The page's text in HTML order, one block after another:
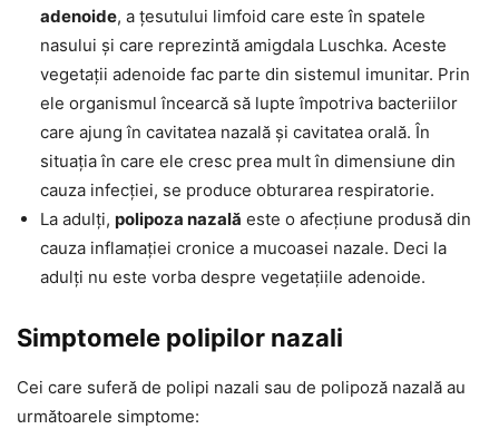
adenoide, a țesutului limfoid care este în spatele
nasului și care reprezintă amigdala Luschka. Aceste
vegetații adenoide fac parte din sistemul imunitar. Prin
ele organismul încearcă să lupte împotriva bacteriilor
care ajung în cavitatea nazală și cavitatea orală. În
situația în care ele cresc prea mult în dimensiune din
cauza infecției, se produce obturarea respiratorie.
La adulți, polipoza nazală este o afecțiune produsă din
cauza inflamației cronice a mucoasei nazale. Deci la
adulți nu este vorba despre vegetațiile adenoide.
Simptomele polipilor nazali
Cei care suferă de polipi nazali sau de polipoză nazală au
următoarele simptome: